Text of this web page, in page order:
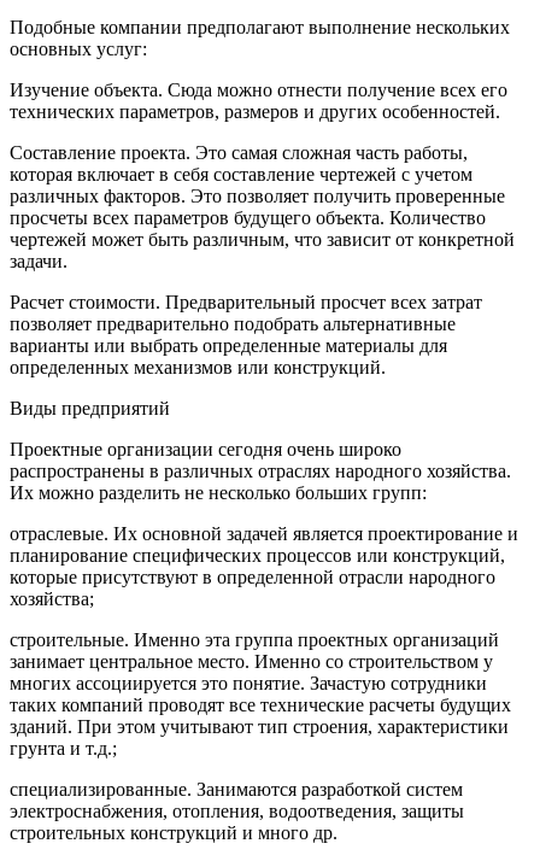
Подобные компании предполагают выполнение нескольких
основных услуг:
Изучение объекта. Сюда можно отнести получение всех его
технических параметров, размеров и других особенностей.
Составление проекта. Это самая сложная часть работы,
которая включает в себя составление чертежей с учетом
различных факторов. Это позволяет получить проверенные
просчеты всех параметров будущего объекта. Количество
чертежей может быть различным, что зависит от конкретной
задачи.
Расчет стоимости. Предварительный просчет всех затрат
позволяет предварительно подобрать альтернативные
варианты или выбрать определенные материалы для
определенных механизмов или конструкций.
Виды предприятий
Проектные организации сегодня очень широко
распространены в различных отраслях народного хозяйства.
Их можно разделить не несколько больших групп:
отраслевые. Их основной задачей является проектирование и
планирование специфических процессов или конструкций,
которые присутствуют в определенной отрасли народного
хозяйства;
строительные. Именно эта группа проектных организаций
занимает центральное место. Именно со строительством у
многих ассоциируется это понятие. Зачастую сотрудники
таких компаний проводят все технические расчеты будущих
зданий. При этом учитывают тип строения, характеристики
грунта и т.д.;
специализированные. Занимаются разработкой систем
электроснабжения, отопления, водоотведения, защиты
строительных конструкций и много др.